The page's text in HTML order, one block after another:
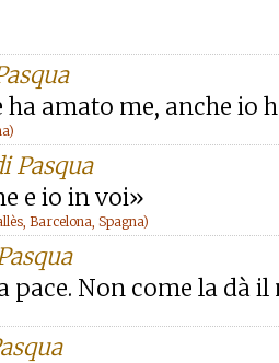
ha amato me, anche io
Pasqua
e io in voi»
Barcelona, Spagna)
pace. Non come la dà